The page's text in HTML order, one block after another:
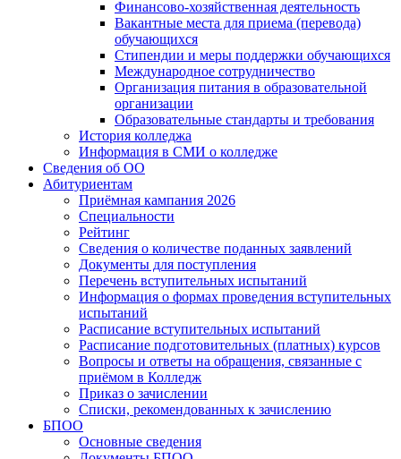
Финансово-хозяйственная деятельность
Вакантные места для приема (перевода)
обучающихся
Стипендии и меры поддержки обучающихся
Международное сотрудничество
Организация питания в образовательной
организации
Образовательные стандарты и требования
История колледжа
Информация в СМИ о колледже
Сведения об ОО
Абитуриентам
Приёмная кампания 2026
Специальности
Рейтинг
Сведения о количестве поданных заявлений
Документы для поступления
Перечень вступительных испытаний
Информация о формах проведения вступительных
испытаний
Расписание вступительных испытаний
Расписание подготовительных (платных) курсов
Вопросы и ответы на обращения, связанные с
приёмом в Колледж
Приказ о зачислении
Списки, рекомендованных к зачислению
БПОО
Основные сведения